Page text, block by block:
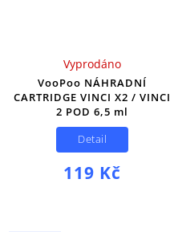
VooPoo NÁHRADNÍ
CARTRIDGE VINCI X2 / VINCI
2 POD 6,5 ml
Vyprodáno
119 Kč
Detail